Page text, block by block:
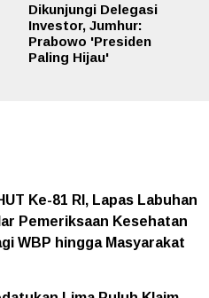
Dikunjungi Delegasi
Investor, Jumhur:
Prabowo 'Presiden
Paling Hijau'
Ke-81 RI, Lapas Labuhan
Pemeriksaan Kesehatan
WBP hingga Masyarakat